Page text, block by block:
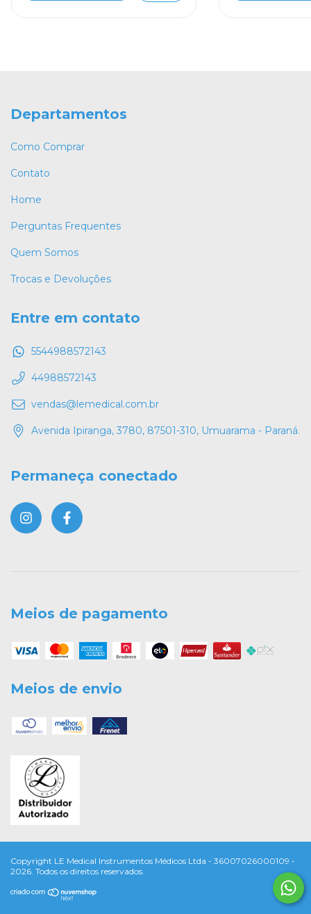
Departamentos
Como Comprar
Contato
Home
Perguntas Frequentes
Quem Somos
Trocas e Devoluções
Entre em contato
5544988572143
44988572143
vendas@lemedical.com.br
Avenida Ipiranga, 3780, 87501-310, Umuarama - Paraná.
Permaneça conectado
Meios de pagamento
Meios de envio
Copyright LE Medical Instrumentos Médicos Ltda - 36007026000109 -
2026. Todos os direitos reservados.